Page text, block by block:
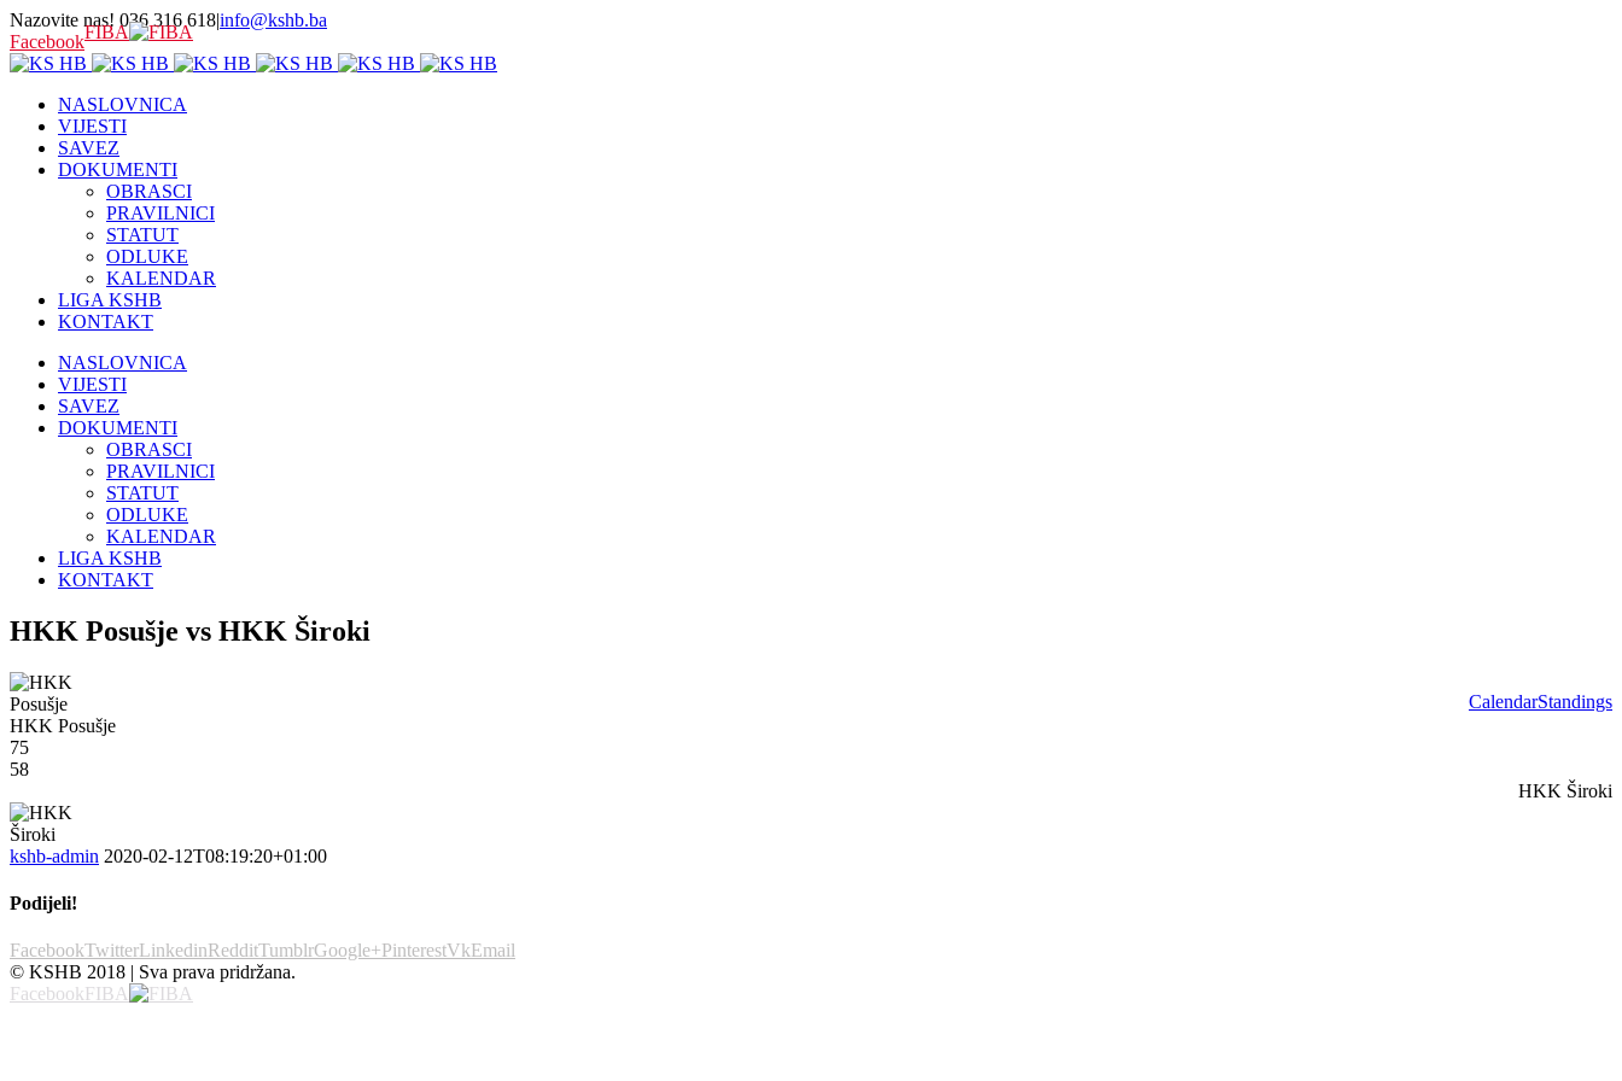
Nazovite nas! 036 316 618|info@kshb.ba
FacebookFIBA
NASLOVNICA
VIJESTI
SAVEZ
DOKUMENTI
OBRASCI
PRAVILNICI
STATUT
ODLUKE
KALENDAR
LIGA KSHB
KONTAKT
NASLOVNICA
VIJESTI
SAVEZ
DOKUMENTI
OBRASCI
PRAVILNICI
STATUT
ODLUKE
KALENDAR
LIGA KSHB
KONTAKT
HKK Posušje vs HKK Široki
CalendarStandings
HKK Posušje
75
58
HKK Široki
kshb-admin 2020-02-12T08:19:20+01:00
Podijeli!
FacebookTwitterLinkedinRedditTumblrGoogle+PinterestVkEmail
© KSHB 2018 | Sva prava pridržana.
FacebookFIBA